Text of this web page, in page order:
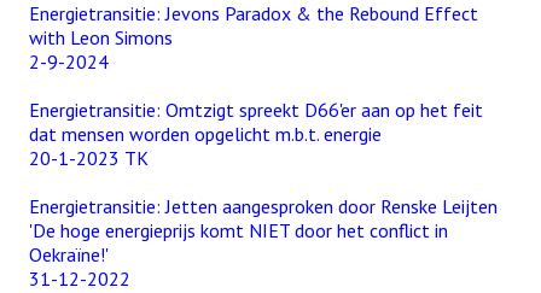
Energietransitie: Jevons Paradox & the Rebound Effect
with Leon Simons
2-9-2024
Energietransitie: Omtzigt spreekt D66'er aan op het feit
dat mensen worden opgelicht m.b.t. energie
20-1-2023 TK
Energietransitie: Jetten aangesproken door Renske Leijten
'De hoge energieprijs komt NIET door het conflict in
Oekraïne!'
31-12-2022